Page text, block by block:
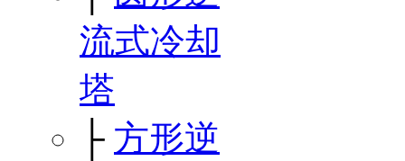
流式冷却
塔
├ 方形逆